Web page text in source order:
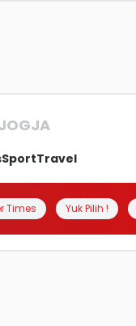
SportTravel
Times Yuk Pilih !